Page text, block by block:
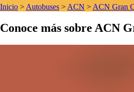
Inicio > Autobuses > ACN > ACN Gran
Conoce más sobre ACN